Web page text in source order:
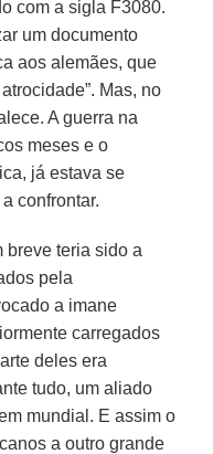
com a sigla F3080.
um documento
aos alemães, que
Mas, no
A guerra na
meses e o
já estava se
confrontar.
breve teria sido a
pela
a imane
carregados
deles era
tudo, um aliado
mundial. E assim o
a outro grande